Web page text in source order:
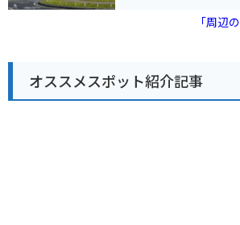
を使った料理が楽しめる 【周辺情報】 * 湯の花温泉 * る
ー、琵琶湖を眺めながら食事
るのもおすすめです。 周辺には、国の名勝に指定されて
いる「旧竹林院庭園」や、豊か
さ公園」など、観光スポットも
「周辺
オススメスポット紹介記事